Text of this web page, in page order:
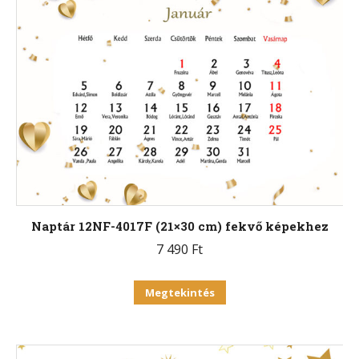
Naptár 12NF-4017F (21×30 cm) fekvő képekhez
7 490 Ft
Megtekintés